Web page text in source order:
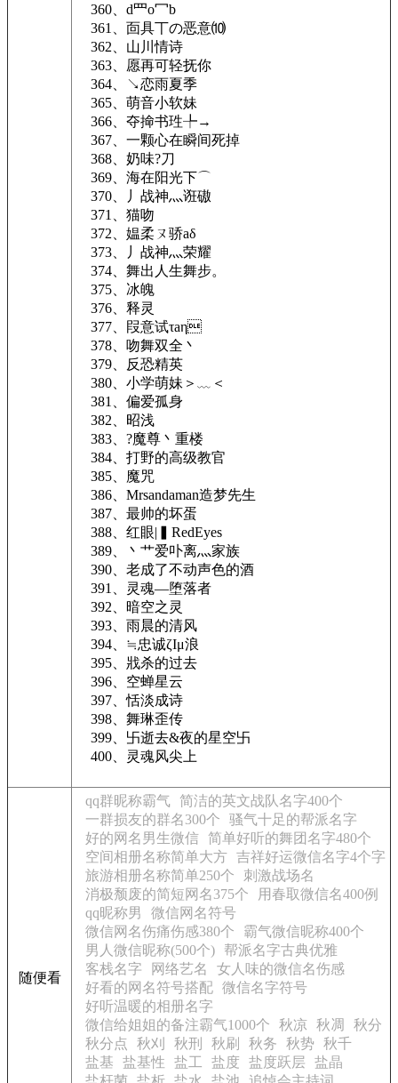
360、d罒o冖b
361、靣具丅の恶意⑽
362、山川情诗
363、愿再可轻抚你
364、↘恋雨夏季
365、萌音小软妹
366、夺掵书珄╄→
367、一颗心在瞬间死掉
368、奶味?刀
369、海在阳光下⌒
370、丿战神灬诳磝
371、猫吻
372、媪柔ㄡ骄аδ
373、丿战神灬荣耀
374、舞出人生舞步。
375、冰魄
376、释灵ゝ
377、叚意试τаη
378、吻舞双全丶
379、反恐精英
380、小学萌妹＞﹏＜
381、偏爱孤身
382、昭浅
383、?魔尊丶重楼
384、打野的高级教官
385、魔咒
386、Mrsandaman造梦先生
387、最帅的坏蛋
388、红眼|▍RedEyes
389、丶艹爱卟离灬家族
390、老成了不动声色的酒
391、灵魂—堕落者
392、暗空之灵
393、雨晨的清风
394、≒忠诚ζIμ浪
395、戕杀的过去
396、空蝉星云
397、恬淡成诗
398、舞琳歪传
399、卐逝去&夜的星空卐
400、灵魂风尖上
随便看
qq群昵称霸气
简洁的英文战队名字400个
一群损友的群名300个
骚气十足的帮派名字
好的网名男生微信
简单好听的舞团名字480个
空间相册名称简单大方 吉祥好运微信名字4个字
旅游相册名称简单250个
刺激战场名
消极颓废的简短网名375个
用春取微信名400例
qq昵称男
微信网名符号
微信网名伤痛伤感380个
霸气微信昵称400个
男人微信昵称(500个)
帮派名字古典优雅
客栈名字
网络艺名
女人味的微信名伤感
好看的网名符号搭配 微信名字符号
好听温暖的相册名字
微信给姐姐的备注霸气1000个
秋凉 秋凋
秋分
秋分点
秋刈 秋刑 秋刷 秋务 秋势
秋千
盐基
盐基性 盐工 盐度 盐度跃层
盐晶